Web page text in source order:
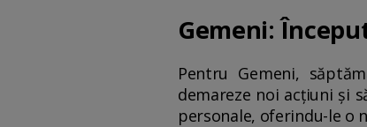
Gemeni:
Pentru Gemeni,
demareze noi acțiuni și
personale, oferindu-le o